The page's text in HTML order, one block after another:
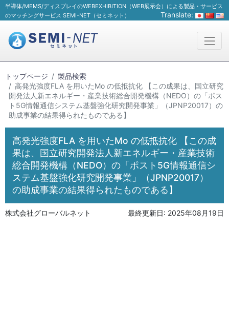
半導体/MEMS/ディスプレイのWEBEXHIBITION（WEB展示会）による製品・サービス
のマッチングサービス SEMI-NET（セミネット）
Translate:
トップページ
製品検索
高発光強度FLA を用いたMo の低抵抗化 【この成果は、国立研究
開発法人新エネルギー・産業技術総合開発機構（NEDO）の「ポス
ト5G情報通信システム基盤強化研究開発事業」（JPNP20017）の
助成事業の結果得られたものである】
高発光強度FLA を用いたMo の低抵抗化 【この成
果は、国立研究開発法人新エネルギー・産業技術
総合開発機構（NEDO）の「ポスト5G情報通信シ
ステム基盤強化研究開発事業」（JPNP20017）
の助成事業の結果得られたものである】
株式会社グローバルネット 最終更新日: 2025年08月19日